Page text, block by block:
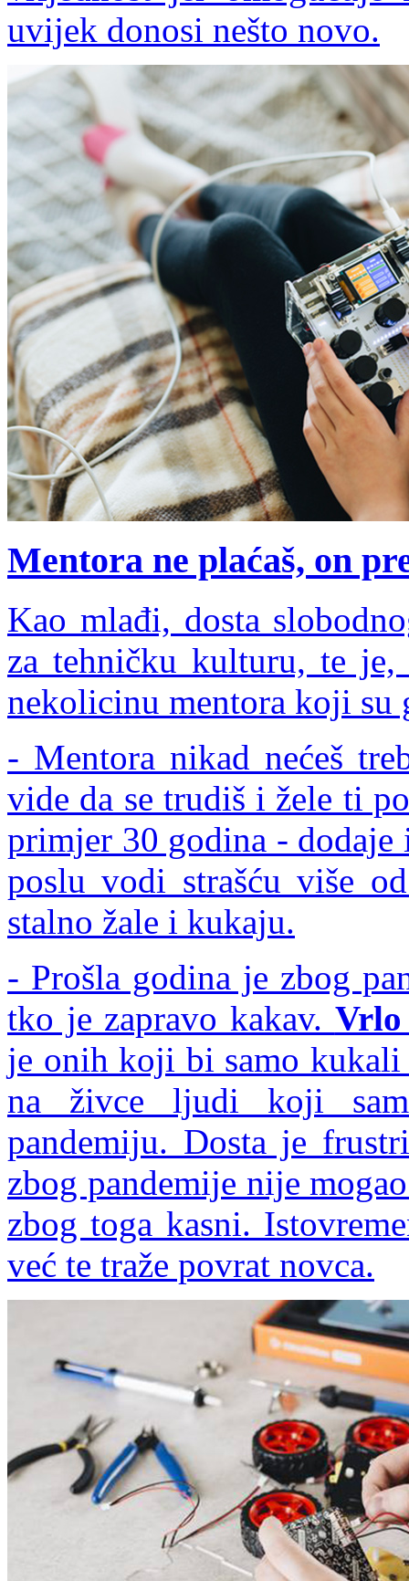
uvijek donosi nešto novo.
Mentora ne plaćaš, on
Kao mlađi, dosta
za tehničku kulturu, te je,
nekolicinu mentora koji
- Mentora nikad nećeš
vide da se trudiš i žele ti
primjer 30 godina - dodaje
poslu vodi strašću više
stalno žale i kukaju.
- Prošla godina je zbog
tko je zapravo kakav. Vrlo
je onih koji bi samo
na živce ljudi koji
pandemiju. Dosta je
zbog pandemije nije
zbog toga kasni.
već te traže povrat novca.